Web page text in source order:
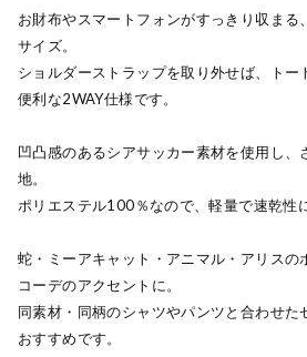
お財布やスマートフォンがすっきり収まる
サイズ。
ショルダーストラップを取り外せば、トー
便利な2WAY仕様です。
凹凸感のあるシアサッカー素材を使用し、
地。
ポリエステル100％なので、軽量で速乾性
蛇・ミーアキャット・アニマル・アリスの
コーデのアクセントに。
同素材・同柄のシャツやパンツと合わせた
おすすめです。